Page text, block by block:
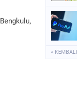
« KEMBALI